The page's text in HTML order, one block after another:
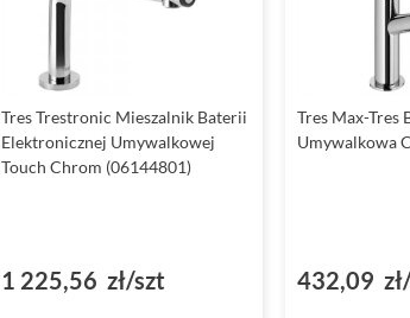
Tres Trestronic Mieszalnik Baterii
Elektronicznej Umywalkowej
Touch Chrom (06144801)
1 225,56 zł/szt
Tres Max-Tres
Umywalkowa
432,09